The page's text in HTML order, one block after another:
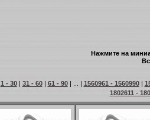
Нажмите на
1 - 30| 31 - 60| 61 - 90| ... | 1560961 - 1560990|
1802611 -